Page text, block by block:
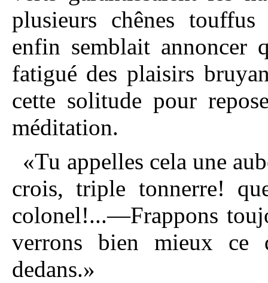
plusieurs chênes
enfin semblait annoncer
fatigué des plaisirs
cette solitude pour
méditation.
«Tu appelles cela une
crois, triple tonnerre!
colonel!...—Frappons
verrons bien mieux ce
dedans.»